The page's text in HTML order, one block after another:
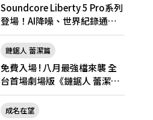
Soundcore Liberty 5 Pro
Soundcore Liberty 5 Pro系列
登場！AI降噪、世界紀錄通
話，Pro與Pro Max怎麼選？
鏈鋸人 蕾潔篇
免費入場 ! 八月最強檔來襲 全
台首場劇場版《鏈鋸人 蕾潔
篇》快閃店就在新光三越台北
南西一館8/6限定登場
成名在望